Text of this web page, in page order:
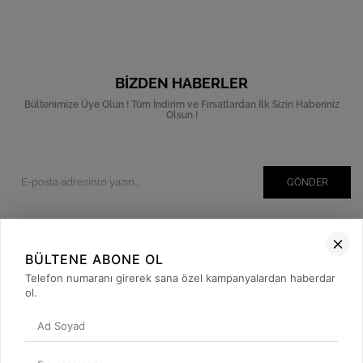
BIZDEN HABERLER
Bültenimize Üye Olun ! Tüm İndirim ve Fırsatlardan İlk Sizin Haberiniz
Olsun !
GÖNDER
Kurumsal
Müşteri İlişkileri
BÜLTENE ABONE OL
Telefon numaranı girerek sana özel kampanyalardan haberdar
ol.